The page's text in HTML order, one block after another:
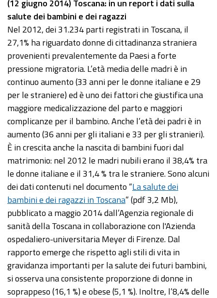
(12 giugno 2014) Toscana: in un report i dati sulla
salute dei bambini e dei ragazzi
Nel 2012, dei 31.234 parti registrati in Toscana, il
27,1% ha riguardato donne di cittadinanza straniera
provenienti prevalentemente da Paesi a forte
pressione migratoria. L’età media delle madri è in
continuo aumento (33 anni per le donne italiane e 29
per le straniere) ed è uno dei fattori che giustifica una
maggiore medicalizzazione del parto e maggiori
complicanze per il bambino. Anche l’età dei padri è in
aumento (36 anni per gli italiani e 33 per gli stranieri).
È in crescita anche la nascita di bambini fuori dal
matrimonio: nel 2012 le madri nubili erano il 38,4% tra
le donne italiane e il 31,4 % tra le straniere. Sono alcuni
dei dati contenuti nel documento “La salute dei
bambini e dei ragazzi in Toscana” (pdf 3,2 Mb),
pubblicato a maggio 2014 dall’Agenzia regionale di
sanità della Toscana in collaborazione con l'Azienda
ospedaliero-universitaria Meyer di Firenze. Dal
rapporto emerge che rispetto agli stili di vita in
gravidanza importanti per la salute dei futuri bambini,
si osserva una consistente proporzione di donne in
soprappeso (16,1 %) e obese (5,1 %). Inoltre, l’8,4% delle